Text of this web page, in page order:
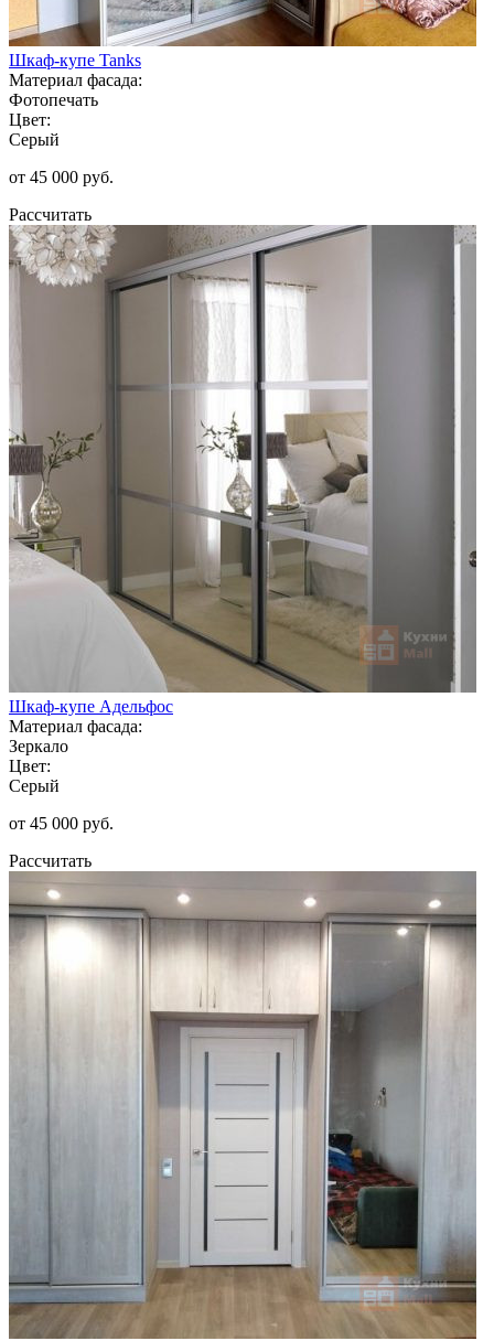
Шкаф-купе Tanks
Материал фасада:
Фотопечать
Цвет:
Серый
от 45 000 руб.
Рассчитать
Шкаф-купе Адельфос
Материал фасада:
Зеркало
Цвет:
Серый
от 45 000 руб.
Рассчитать